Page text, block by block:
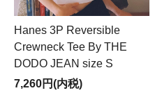
Hanes 3P Reversible
Crewneck Tee By THE
DODO JEAN size S
7,260円(内税)